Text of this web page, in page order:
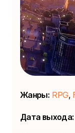
Жанры: RPG,
Дата выхода: